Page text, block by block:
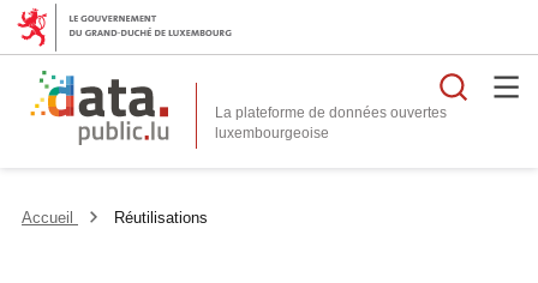
La plateforme de données ouvertes
Accueil Réutilisations